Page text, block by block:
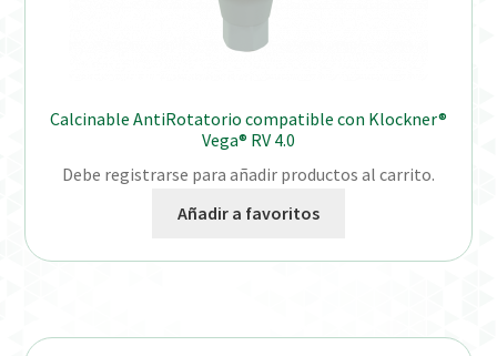
Calcinable AntiRotatorio compatible con Klockner®
Vega® RV 4.0
Debe registrarse para añadir productos al carrito.
Añadir a favoritos